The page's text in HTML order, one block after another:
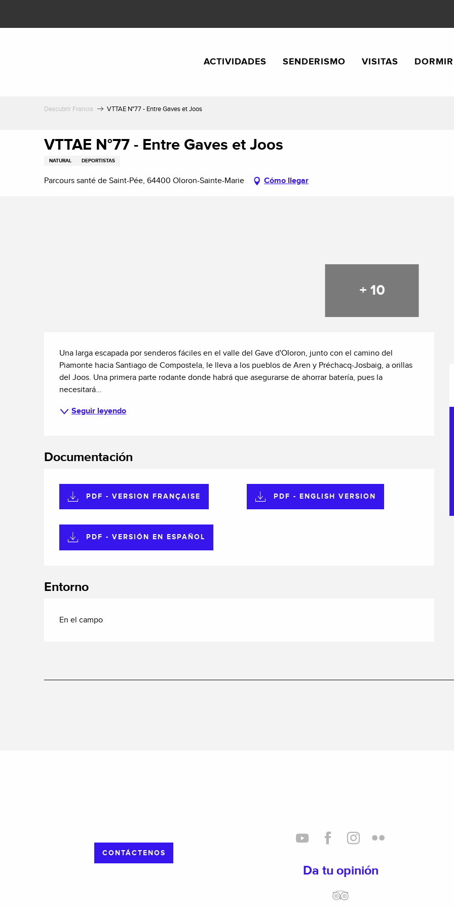
contenu
ACTIVIDADES SENDERISMO VISITAS DORMIR
Descubrir Francia VTTAE N°77 - Entre Gaves et Joos
VTTAE N°77 - Entre Gaves et Joos
NATURAL DEPORTISTAS
Parcours santé de Saint-Pée, 64400 Oloron-Sainte-Marie Cómo llegar
+ 10
Una larga escapada por senderos fáciles en el valle del Gave d'Oloron, junto con el camino del
Piamonte hacia Santiago de Compostela, le lleva a los pueblos de Aren y Préchacq-Josbaig, a orillas
del Joos. Una primera parte rodante donde habrá que asegurarse de ahorrar batería, pues la
necesitará...
Seguir leyendo
Documentación
PDF - VERSION FRANÇAISE PDF - ENGLISH VERSION
PDF - VERSIÓN EN ESPAÑOL
Entorno
En el campo
CONTÁCTENOS
Da tu opinión